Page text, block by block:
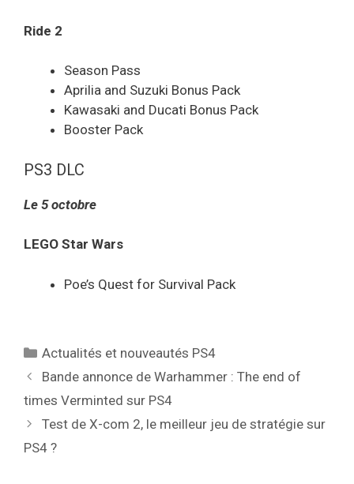
Ride 2
Season Pass
Aprilia and Suzuki Bonus Pack
Kawasaki and Ducati Bonus Pack
Booster Pack
PS3 DLC
Le 5 octobre
LEGO Star Wars
Poe’s Quest for Survival Pack
Catégories
Actualités et nouveautés PS4
Bande annonce de Warhammer : The end of
times Verminted sur PS4
Test de X-com 2, le meilleur jeu de stratégie sur
PS4 ?